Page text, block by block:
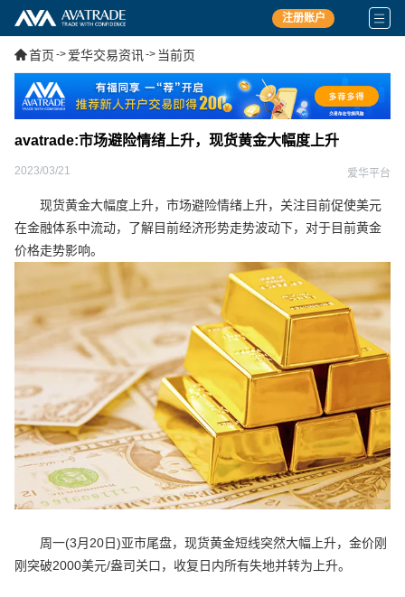
注册账户
首页 -> 爱华交易资讯 -> 当前页
avatrade:市场避险情绪上升，现货黄金大幅度上升
2023/03/21 爱华平台
现货黄金大幅度上升，市场避险情绪上升，关注目前促使美元
在金融体系中流动，了解目前经济形势走势波动下，对于目前黄金
价格走势影响。
周一(3月20日)亚市尾盘，现货黄金短线突然大幅上升，金价刚
刚突破2000美元/盎司关口，收复日内所有失地并转为上升。